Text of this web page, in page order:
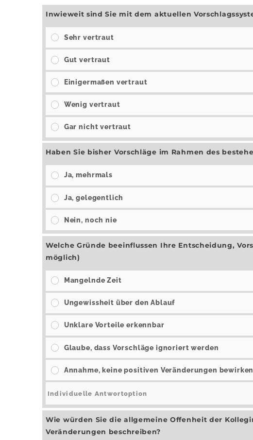
Inwieweit sind Sie mit dem aktuellen
Sehr vertraut
Gut vertraut
Einigermaßen vertraut
Wenig vertraut
Gar nicht vertraut
Haben Sie bisher Vorschläge im Rahmen des
Ja, mehrmals
Ja, gelegentlich
Nein, noch nie
Welche Gründe beeinflussen Ihre Entscheidung,
möglich)
Mangelnde Zeit
Ungewissheit über den Ablauf
Unklare Vorteile erkennbar
Glaube, dass Vorschläge ignoriert werden
Annahme, keine positiven Veränderungen
Wie würden Sie die allgemeine Offenheit der
Veränderungen beschreiben?